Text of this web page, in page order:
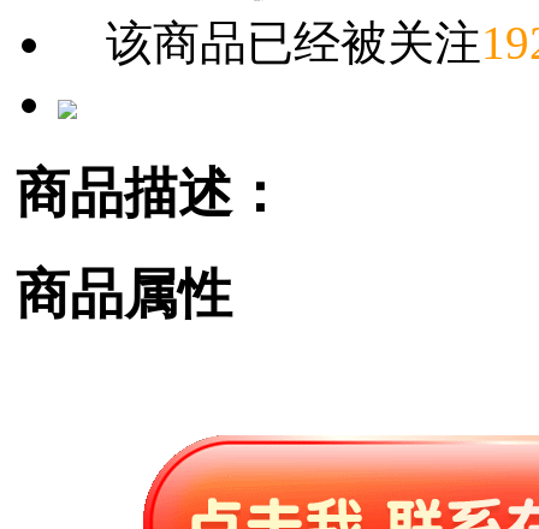
该商品已经被关注
商品描述：
商品属性